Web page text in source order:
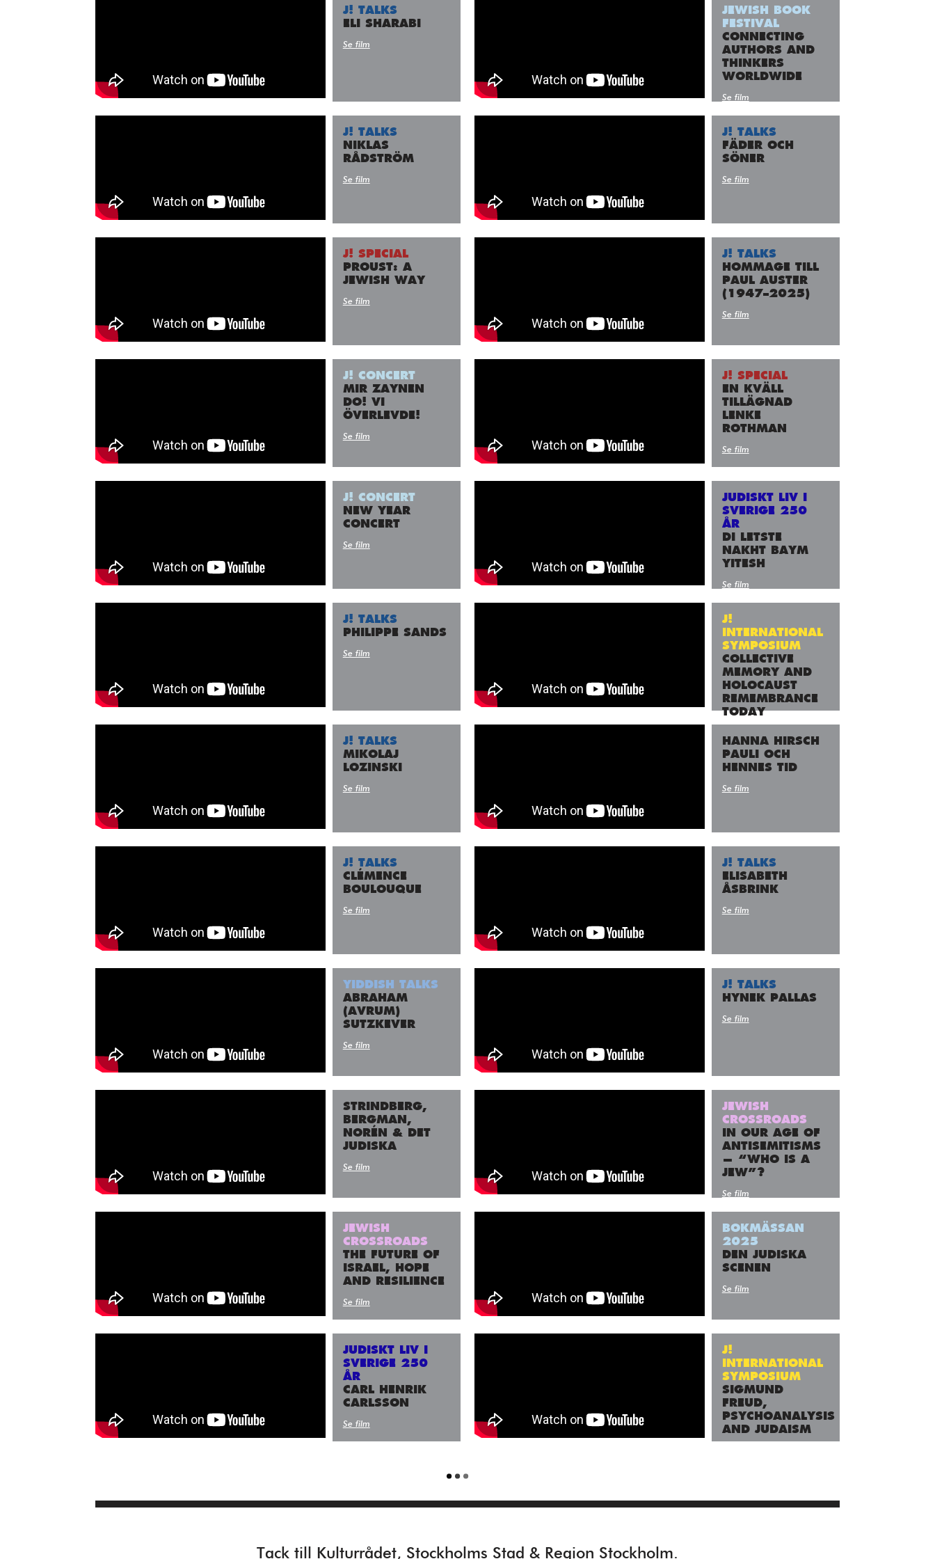
Pod
Våra böcker
Medlemskap/Kontakt
Integritetspolicy
J! TALKS
ELI SHARABI
Se film
JEWISH BOOK
FESTIVAL
CONNECTING
AUTHORS AND
THINKERS
WORLDWIDE
Se film
J! TALKS
NIKLAS
RÅDSTRÖM
Se film
J! TALKS
FÄDER OCH
SÖNER
Se film
J! SPECIAL
PROUST: A
JEWISH WAY
Se film
J! TALKS
HOMMAGE TILL
PAUL AUSTER
(1947–2025)
Se film
J! CONCERT
MIR ZAYNEN
DO! VI
ÖVERLEVDE!
Se film
J! SPECIAL
EN KVÄLL
TILLÄGNAD
LENKE
ROTHMAN
Se film
J! CONCERT
NEW YEAR
CONCERT
Se film
JUDISKT LIV I
SVERIGE 250
ÅR
DI LETSTE
NAKHT BAYM
YITESH
Se film
J! TALKS
PHILIPPE SANDS
Se film
J!
INTERNATIONAL
SYMPOSIUM
COLLECTIVE
MEMORY AND
HOLOCAUST
REMEMBRANCE
TODAY
J! TALKS
MIKOLAJ
LOZINSKI
Se film
HANNA HIRSCH
PAULI OCH
HENNES TID
Se film
J! TALKS
CLÉMENCE
BOULOUQUE
Se film
J! TALKS
ELISABETH
ÅSBRINK
Se film
YIDDISH TALKS
ABRAHAM
(AVRUM)
SUTZKEVER
Se film
J! TALKS
HYNEK PALLAS
Se film
STRINDBERG,
BERGMAN,
NORÉN & DET
JUDISKA
Se film
JEWISH
CROSSROADS
IN OUR AGE OF
ANTISEMITISMS
— “WHO IS A
JEW”?
Se film
JEWISH
CROSSROADS
THE FUTURE OF
ISRAEL, HOPE
AND RESILIENCE
Se film
BOKMÄSSAN
2025
DEN JUDISKA
SCENEN
Se film
JUDISKT LIV I
SVERIGE 250
ÅR
CARL HENRIK
CARLSSON
Se film
J!
INTERNATIONAL
SYMPOSIUM
SIGMUND
FREUD,
PSYCHOANALYSIS
AND JUDAISM
Tack till Kulturrådet, Stockholms Stad & Region Stockholm.